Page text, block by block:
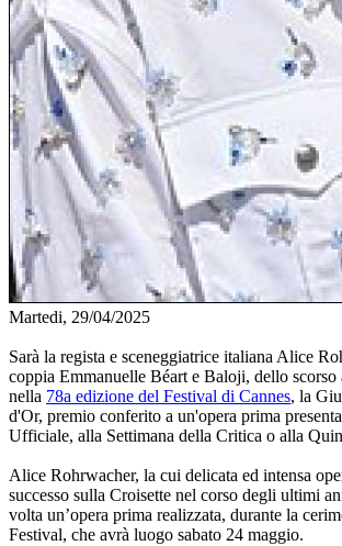
Martedi, 29/04/2025
Sarà la regista e sceneggiatrice italiana Alice
coppia Emmanuelle Béart e Baloji, dello scorso
nella 78a edizione del Festival di Cannes, la
d'Or, premio conferito a un'opera prima
Ufficiale, alla Settimana della Critica o alla
Alice Rohrwacher, la cui delicata ed intensa
successo sulla Croisette nel corso degli ultimi
volta un’opera prima realizzata, durante la
Festival, che avrà luogo sabato 24 maggio.